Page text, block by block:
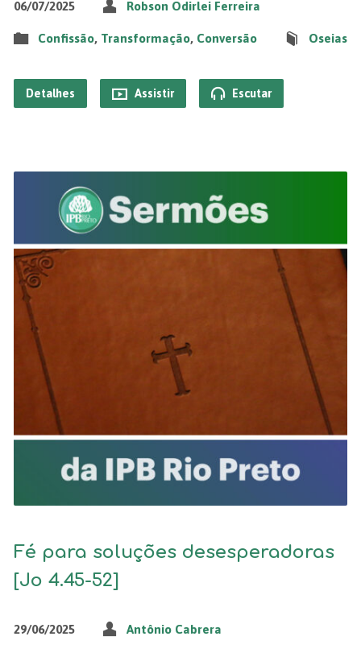
06/07/2025 Robson Odirlei Ferreira
Confissão, Transformação, Conversão Oseias
Detalhes Assistir Escutar
Fé para soluções desesperadoras
[Jo 4.45-52]
29/06/2025 Antônio Cabrera